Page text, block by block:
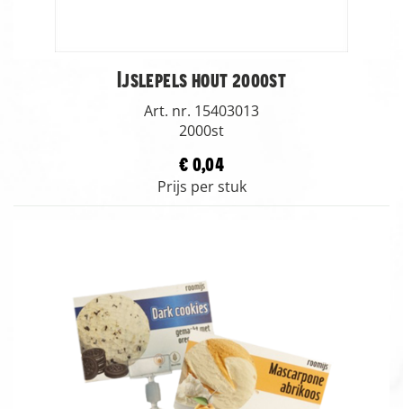
Ijslepels hout 2000st
Art. nr. 15403013
2000st
€ 0,04
Prijs per stuk